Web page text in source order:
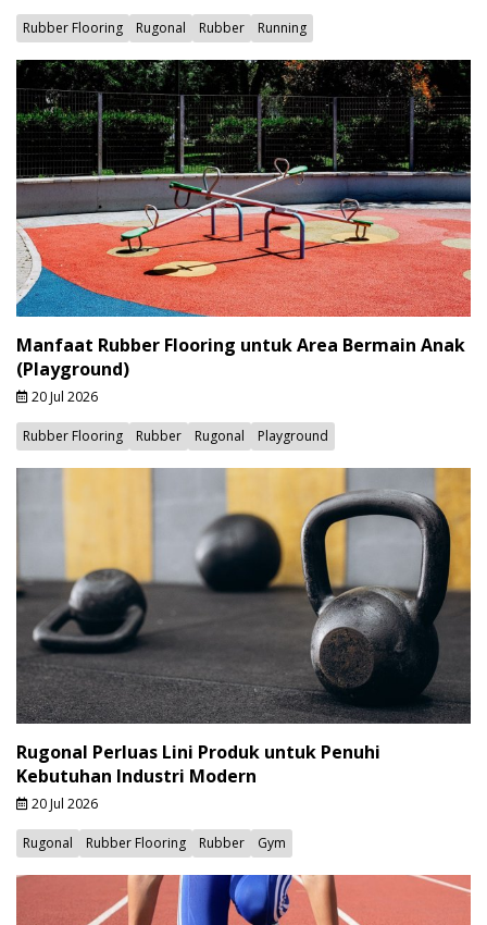
Rubber Flooring Rugonal Rubber Running
Manfaat Rubber Flooring untuk Area Bermain Anak
(Playground)
20 Jul 2026
Rubber Flooring Rubber Rugonal Playground
Rugonal Perluas Lini Produk untuk Penuhi
Kebutuhan Industri Modern
20 Jul 2026
Rugonal Rubber Flooring Rubber Gym